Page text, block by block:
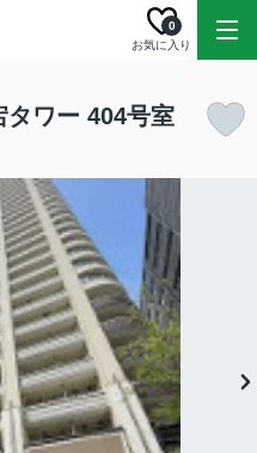
お気に入り
0
タワー 404号室